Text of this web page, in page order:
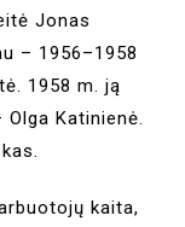
Jonas
– 1956–1958
1958 m. ją
Katinienė.
kaita,